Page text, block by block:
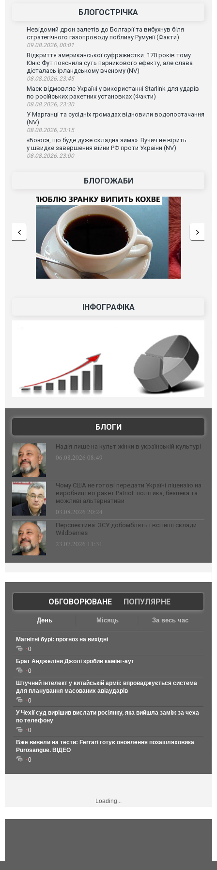
БЛОГОСТРІЧКА
Невідомий дрон залетів до Болгарії та вибухнув біля
стратегічного газопроводу поблизу Румунії (Факти)
09.08.2026, 00:01
Відкриття американської суфражистки. 170 років тому
Юніс Фут пояснила суть парникового ефекту, але слава
дісталась ірландському вченому (NV)
08.08.2026, 23:45
Маск відмовляє Україні у використанні Starlink для ударів
по російських ракетних установках (Факти)
08.08.2026, 23:30
У Марганці та сусідніх громадах відновили водопостачання
(NV)
08.08.2026, 23:15
«Боюся, що буде дуже складна зима». Вучич не вірить
у швидке завершення війни РФ проти України (NV)
08.08.2026, 23:00
БЛОГОЖАБИ
ІНФОГРАФІКА
БЛОГИ
Надія лише на культ жінки в українській культурі
06.08.2026 08:49
Чому США не готові передати Україні ліцензію на
виробництво ракет Patriot: політика, безпека та
можливі альтернативи
03.08.2026 20:24
Перспектива: ЗСУ добомблять і всі інші склади
Wildberries
23.07.2026 11:31
ОБГОВОРЮВАНЕ| ПОПУЛЯРНЕ
День Місяць За весь час
Магнітні бурі: прогноз на вихідні
0
Брат Анджеліни Джолі зробив камінг-аут
0
Штучний інтелект у китайській армії: впроваджується система
для планування масованих авіаударів
0
У Чехії суд вирішив вислати росіянку, яка вийшла заміж за чеха
по телефону
0
Вже вивели на тести: Ferrari готує оновлення позашляховика
Purosangue. ВІДЕО
0
Loading...